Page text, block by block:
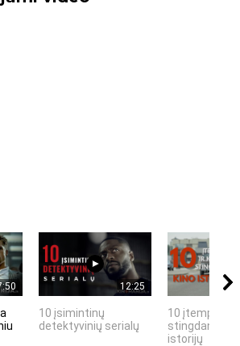
12:25
10 įsimintinų
detektyvinių serialų
10 įtemptų,
stingdančių
istorijų